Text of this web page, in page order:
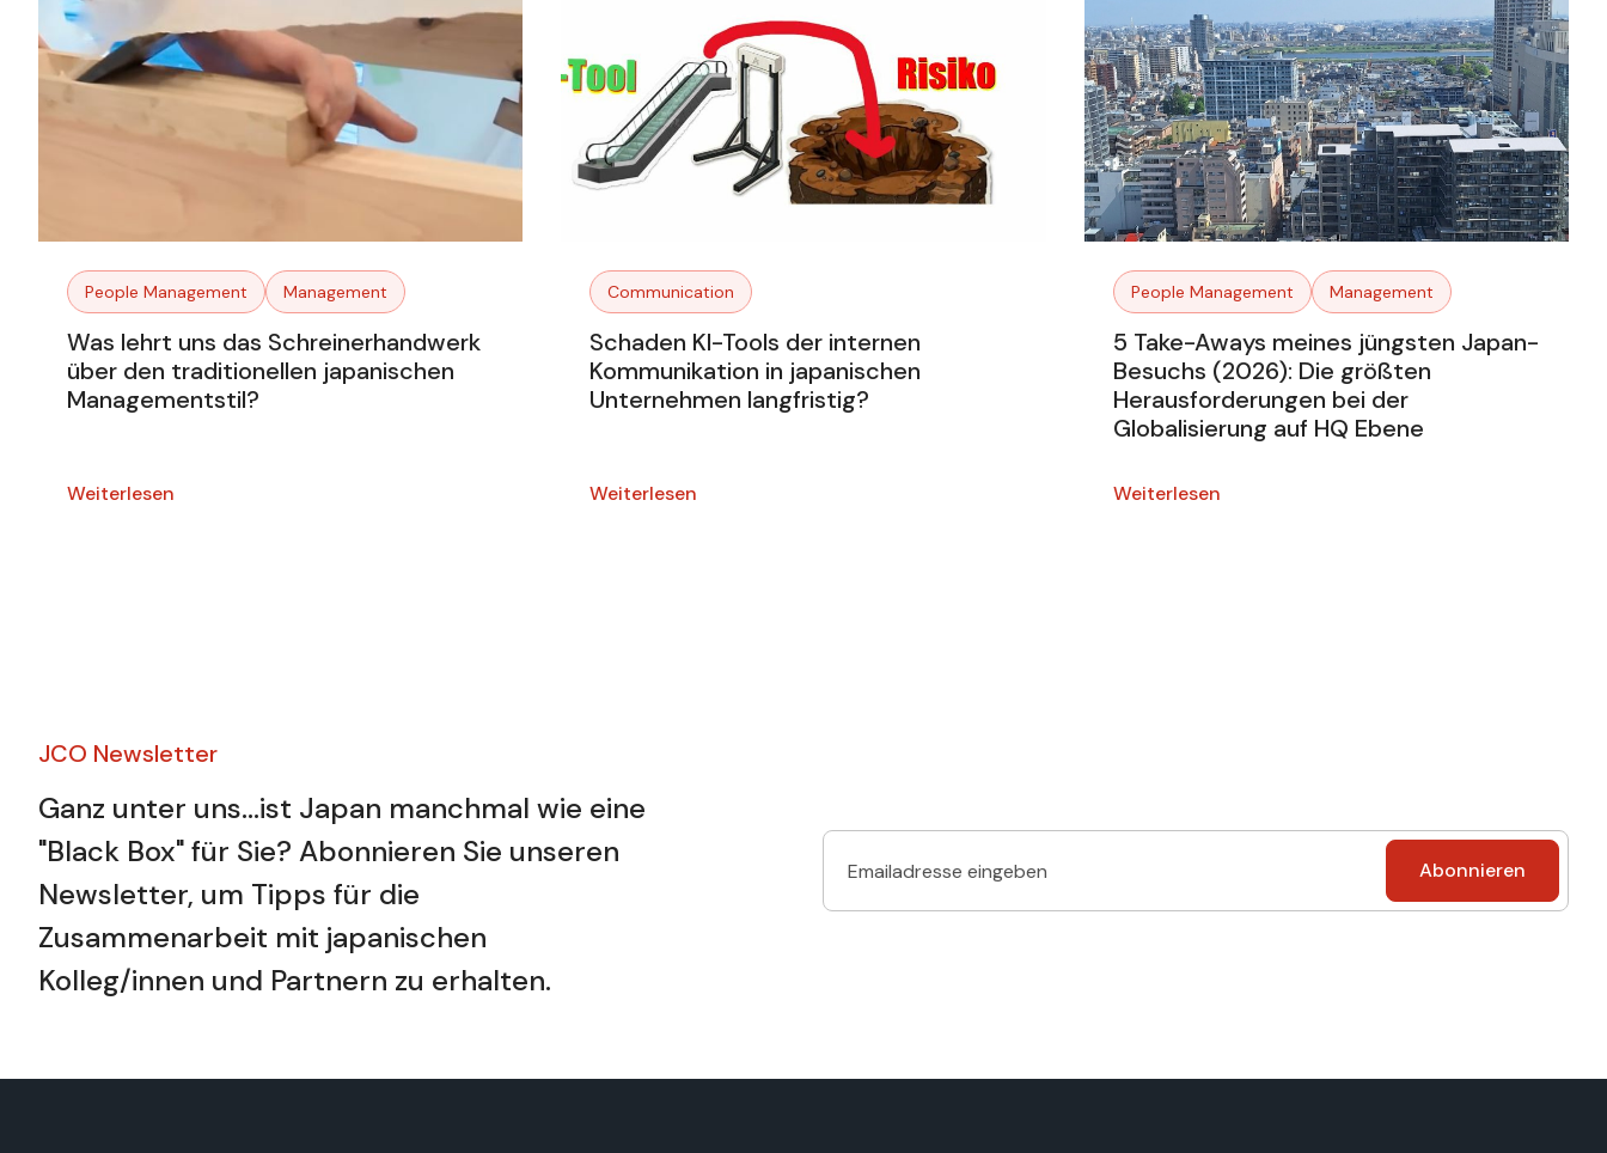
People Management Management
Was lehrt uns das Schreinerhandwerk
über den traditionellen japanischen
Managementstil?
Weiterlesen
Communication
Schaden KI-Tools der internen
Kommunikation in japanischen
Unternehmen langfristig?
Weiterlesen
People Management Management
5 Take-Aways meines jüngsten Japan-
Besuchs (2026): Die größten
Herausforderungen bei der
Globalisierung auf HQ Ebene
Weiterlesen
JCO Newsletter​
Ganz unter uns...ist Japan manchmal wie eine
"Black Box" für Sie? Abonnieren Sie unseren
Newsletter, um Tipps für die
Zusammenarbeit mit japanischen
Kolleg/innen und Partnern zu erhalten.